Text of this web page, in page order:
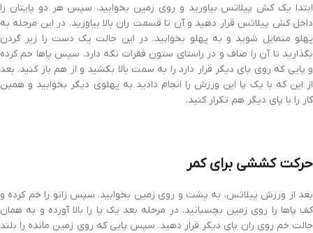
ابتدا یک کش پیلاتس بیاورید و روی زمین بخوابید. سپس هر دو پایتان را
داخل کش پیلاتس قرار دهید و آن تا قسمت ران بالا بیاورید. در این مرحله به
پهلو متمایل شوید و به پهلو بخوابید. در این حالت یک دست را زیر گردن
بگذارید تا آن را صاف و در راستای ستون فقرات نگه دارد. سپس پا‌ها خم کرده
و پایی که روی پای دیگر قرار دارد را به سمت بالا بکشید و از هم باز کنید. بعد
از این که با یک پا این ورزش را انجام دادید به پهلوی دیگر بخوابید و همین
کار را با پای دیگر هم تکرار کنید.
حرکت کششی برای کمر
بعد از ورزش پیلاتس، به پشت و روی زمین بخوابید. سپس زانو را خم کرده و
کف پاها را روی زمین بچسبانید. در مرحله بعد یک پا را بالا آورده و به همان
حالت خم روی ران پای دیگر قرار دهید. سپس پایی که روی زمین مانده را بلند